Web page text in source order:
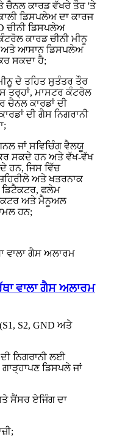
ਚੈਨਲ ਕਾਰਡ ਵੱਖਰੇ ਤੌਰ 'ਤੇ
ਡਿਸਪਲੇਅ ਦਾ ਕਾਰਜ
ਚੀਨੀ ਡਿਸਪਲੇਅ
ਕਾਰਡ ਚੀਨੀ ਮੀਨੂ
ਅਤੇ ਆਸਾਨ ਡਿਸਪਲੇਅ
ਸਕਦਾ ਹੈ;
ਦੇ ਤਹਿਤ ਸੁਤੰਤਰ ਤੌਰ
ਤਰ੍ਹਾਂ, ਮਾਸਟਰ ਕੰਟਰੋਲ
ਚੈਨਲ ਕਾਰਡਾਂ ਦੀ
ਦੀ ਗੈਸ ਨਿਗਰਾਨੀ
ਜਾਂ ਸਵਿਚਿੰਗ ਵੈਲਯੂ
ਸਕਦੇ ਹਨ ਅਤੇ ਵੱਖ-ਵੱਖ
ਹਨ, ਜਿਸ ਵਿੱਚ
ਅਤੇ ਖਤਰਨਾਕ
ਫਲੇਮ
ਅਤੇ ਮੈਨੂਅਲ
ਹਨ;
ਵਾਲਾ ਗੈਸ ਅਲਾਰਮ
S2, GND ਅਤੇ
ਨਿਗਰਾਨੀ ਲਈ
ਡਿਸਪਲੇ ਜਾਂ
ਸੈਂਸਰ ਏਜਿੰਗ ਦਾ